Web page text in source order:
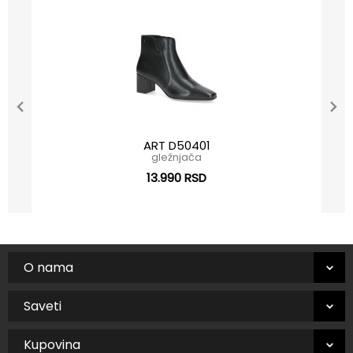
ART D50401
gležnjača
13.990 RSD
O nama
Saveti
Kupovina